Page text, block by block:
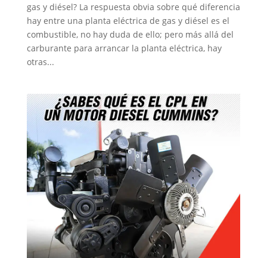
gas y diésel? La respuesta obvia sobre qué diferencia
hay entre una planta eléctrica de gas y diésel es el
combustible, no hay duda de ello; pero más allá del
carburante para arrancar la planta eléctrica, hay
otras...